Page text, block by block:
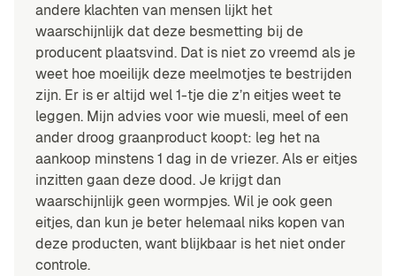
andere klachten van mensen lijkt het
waarschijnlijk dat deze besmetting bij de
producent plaatsvind. Dat is niet zo vreemd als je
weet hoe moeilijk deze meelmotjes te bestrijden
zijn. Er is er altijd wel 1-tje die z’n eitjes weet te
leggen. Mijn advies voor wie muesli, meel of een
ander droog graanproduct koopt: leg het na
aankoop minstens 1 dag in de vriezer. Als er eitjes
inzitten gaan deze dood. Je krijgt dan
waarschijnlijk geen wormpjes. Wil je ook geen
eitjes, dan kun je beter helemaal niks kopen van
deze producten, want blijkbaar is het niet onder
controle.